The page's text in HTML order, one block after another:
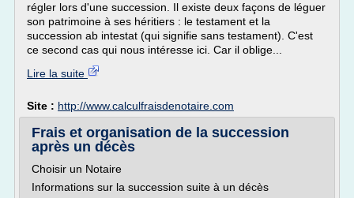
régler lors d'une succession. Il existe deux façons de léguer
son patrimoine à ses héritiers : le testament et la
succession ab intestat (qui signifie sans testament). C'est
ce second cas qui nous intéresse ici. Car il oblige...
Lire la suite
Site : http://www.calculfraisdenotaire.com
Frais et organisation de la succession
après un décès
Choisir un Notaire
Informations sur la succession suite à un décès